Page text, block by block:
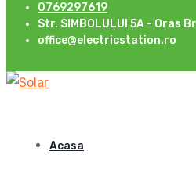
0769297619
Str. SIMBOLULUI 5A - Oras
office@electricstation.ro
Acasa